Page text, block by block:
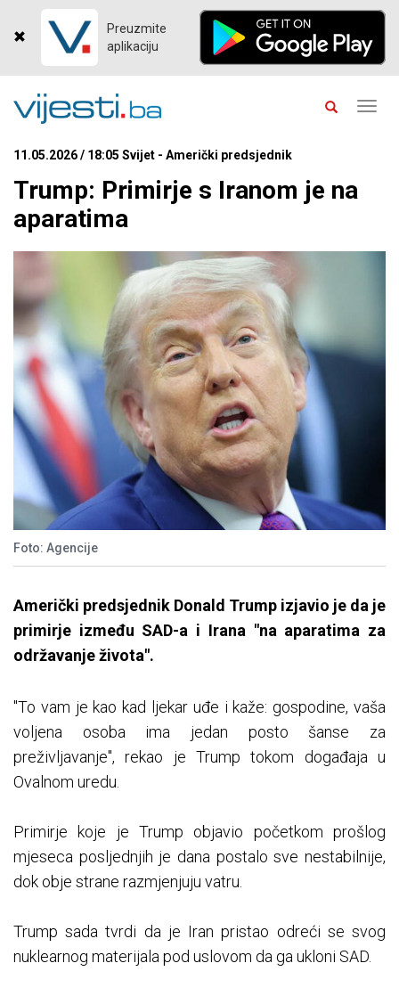
Preuzmite
aplikaciju
11.05.2026 / 18:05 Svijet - Američki predsjednik
Trump: Primirje s Iranom je na
aparatima
Foto: Agencije
Američki predsjednik Donald Trump izjavio je da je
primirje između SAD-a i Irana "na aparatima za
održavanje života".
"To vam je kao kad ljekar uđe i kaže: gospodine, vaša
voljena osoba ima jedan posto šanse za
preživljavanje", rekao je Trump tokom događaja u
Ovalnom uredu.
Primirje koje je Trump objavio početkom prošlog
mjeseca posljednjih je dana postalo sve nestabilnije,
dok obje strane razmjenjuju vatru.
Trump sada tvrdi da je Iran pristao odreći se svog
nuklearnog materijala pod uslovom da ga ukloni SAD.